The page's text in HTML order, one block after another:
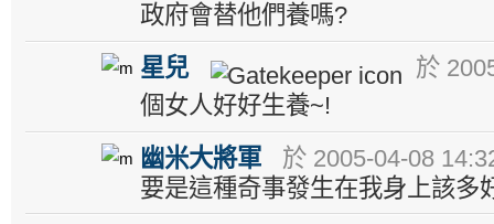
政府會替他們養嗎?
星兒
於
個女人好好生養~!
幽米大將軍
於 2005-04-08
要是這種奇事發生在我身上該多